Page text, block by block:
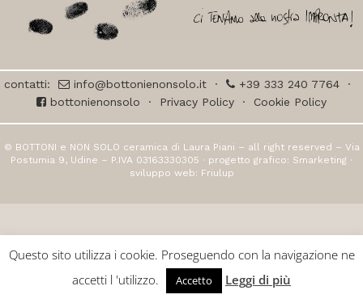
contatti: info@bottonienonsolo.it · +39 333 240 7764 ·
bottonienonsolo · Privacy Policy · Cookie Policy
© BOTTONI e NON SOLO ceramica di Laura Piani – all right reserved – Via
Postumia 9, Udine – P.IVA 03163330305 · progetto grafico: Smarketing ·
sviluppo web: Friulup
Questo sito utilizza i cookie. Proseguendo con la navigazione ne
accetti l 'utilizzo.
Accetto Leggi di più